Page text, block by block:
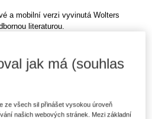
a mobilní verzi vyvinutá Wolters
literaturou.
vlastní poznámky a text barevně
tyto poznámky mezi jednotlivými
používat (PC, tablet, chytrý
Smarteca
čteček (ve formátu ePub a
jak má (souhlas
ze všech sil přinášet vysokou úroveň
našich webových stránek. Mezi základní